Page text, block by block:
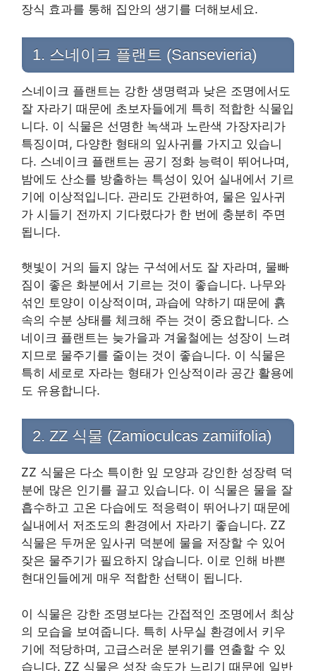
장식 효과를 통해 집안의 생기를 더해보세요.
1. 스네이크 플랜트 (Sansevieria)
스네이크 플랜트는 강한 생명력과 낮은 조명에서도
잘 자라기 때문에 초보자들에게 특히 적합한 식물입
니다. 이 식물은 선명한 녹색과 노란색 가장자리가
특징이며, 다양한 형태의 잎사귀를 가지고 있습니
다. 스네이크 플랜트는 공기 정화 능력이 뛰어나며,
밤에도 산소를 방출하는 특성이 있어 실내에서 기르
기에 이상적입니다. 관리도 간편하여, 물은 잎사귀
가 시들기 전까지 기다렸다가 한 번에 충분히 주면
됩니다.
햇빛이 거의 들지 않는 구석에서도 잘 자라며, 물빠
짐이 좋은 화분에서 기르는 것이 좋습니다. 나무와
섞인 토양이 이상적이며, 과습에 약하기 때문에 흙
속의 수분 상태를 체크해 주는 것이 중요합니다. 스
네이크 플랜트는 늦가을과 겨울철에는 성장이 느려
지므로 물주기를 줄이는 것이 좋습니다. 이 식물은
특히 세로로 자라는 형태가 인상적이라 공간 활용에
도 유용합니다.
2. ZZ 식물 (Zamioculcas zamiifolia)
ZZ 식물은 다소 특이한 잎 모양과 강인한 성장력 덕
분에 많은 인기를 끌고 있습니다. 이 식물은 물을 잘
흡수하고 고온 다습에도 적응력이 뛰어나기 때문에
실내에서 저조도의 환경에서 자라기 좋습니다. ZZ
식물은 두꺼운 잎사귀 덕분에 물을 저장할 수 있어
잦은 물주기가 필요하지 않습니다. 이로 인해 바쁜
현대인들에게 매우 적합한 선택이 됩니다.
이 식물은 강한 조명보다는 간접적인 조명에서 최상
의 모습을 보여줍니다. 특히 사무실 환경에서 키우
기에 적당하며, 고급스러운 분위기를 연출할 수 있
습니다. ZZ 식물은 성장 속도가 느리기 때문에 일반